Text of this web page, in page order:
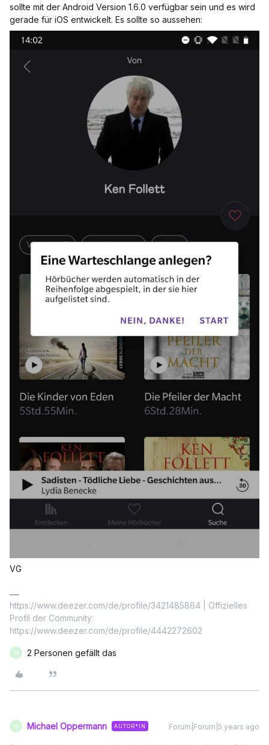
sollte mit der Android Version 1.6.0 verfügbar sein und es wird
gerade für iOS entwickelt. Es sollte so aussehen:
VG
https://www.deezer.com/de/profile/3421485864 | Offizielles
Profil der Community:
https://www.deezer.com/de/profile/4442272602
M 2 Personen gefällt das
M Michael Oppermann AUTOR*IN Forum|Forum|5 years ago